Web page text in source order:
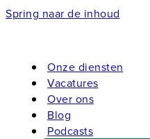
Spring naar de inhoud
Onze diensten
Vacatures
Over ons
Blog
Podcasts